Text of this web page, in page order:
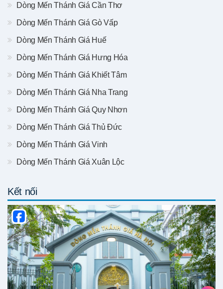
Dòng Mến Thánh Giá Cần Thơ
Dòng Mến Thánh Giá Gò Vấp
Dòng Mến Thánh Giá Huế
Dòng Mến Thánh Giá Hưng Hóa
Dòng Mến Thánh Giá Khiết Tâm
Dòng Mến Thánh Giá Nha Trang
Dòng Mến Thánh Giá Quy Nhơn
Dòng Mến Thánh Giá Thủ Đức
Dòng Mến Thánh Giá Vinh
Dòng Mến Thánh Giá Xuân Lộc
Kết nối